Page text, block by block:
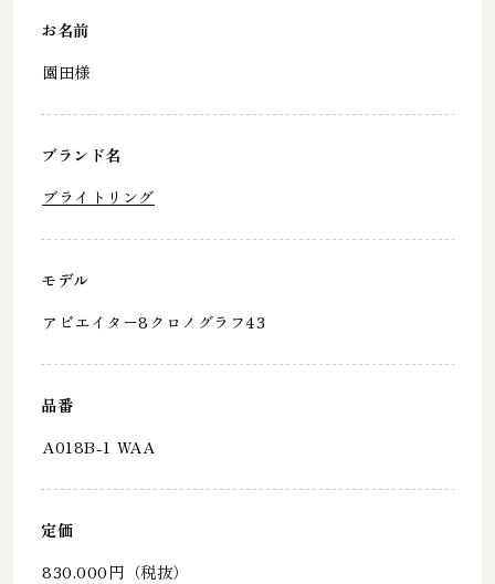
お名前
園田様
ブランド名
ブライトリング
モデル
アビエイター8クロノグラフ43
品番
A018B-1 WAA
定価
830.000円（税抜）